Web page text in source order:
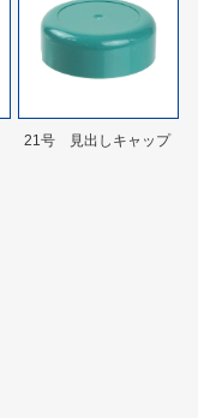
21号 見出しキャップ